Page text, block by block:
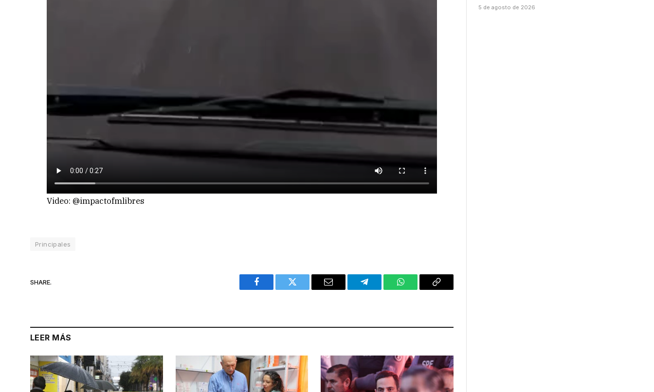
Video: @impactofmlibres
Principales
SHARE.
Facebook Twitter Email Telegram WhatsAppCopy
LEER MÁS
5 de agosto de 2026